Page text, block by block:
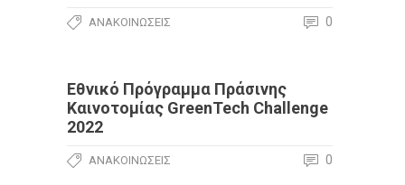
ΑΝΑΚΟΙΝΏΣΕΙΣ 0
Εθνικό Πρόγραμμα Πράσινης
Καινοτομίας GreenTech Challenge
2022
ΑΝΑΚΟΙΝΏΣΕΙΣ 0